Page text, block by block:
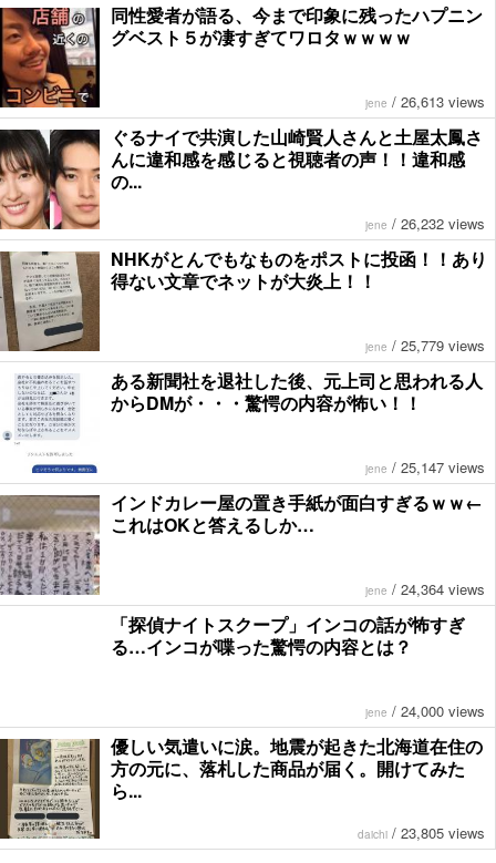
同性愛者が語る、今まで印象に残ったハプニン
グベスト５が凄すぎてワロタｗｗｗｗ
jene / 26,613 views
ぐるナイで共演した山崎賢人さんと土屋太鳳さ
んに違和感を感じると視聴者の声！！違和感
の...
jene / 26,232 views
NHKがとんでもなものをポストに投函！！あり
得ない文章でネットが大炎上！！
jene / 25,779 views
ある新聞社を退社した後、元上司と思われる人
からDMが・・・驚愕の内容が怖い！！
jene / 25,147 views
インドカレー屋の置き手紙が面白すぎるｗｗ←
これはOKと答えるしか…
jene / 24,364 views
「探偵ナイトスクープ」インコの話が怖すぎ
る…インコが喋った驚愕の内容とは？
jene / 24,000 views
優しい気遣いに涙。地震が起きた北海道在住の
方の元に、落札した商品が届く。開けてみた
ら...
daichi / 23,805 views